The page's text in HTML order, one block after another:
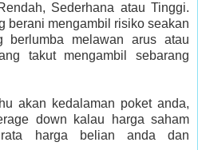
Sederhana atau Tinggi.
berani mengambil risiko seakan
berlumba melawan arus atau
takut mengambil sebarang
akan kedalaman poket anda,
down kalau harga saham
harga belian anda dan